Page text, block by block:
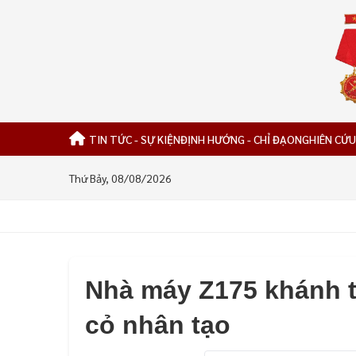
TIN TỨC - SỰ KIỆNĐỊNH HƯỚNG - CHỈ ĐẠONGHIÊN
Thứ Bảy, 08/08/2026
Nhà máy Z175
cỏ nhân tạo